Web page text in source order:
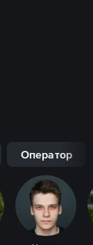
Оператор